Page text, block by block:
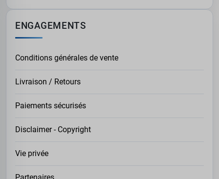
ENGAGEMENTS
Conditions générales de vente
Livraison / Retours
Paiements sécurisés
Disclaimer - Copyright
Vie privée